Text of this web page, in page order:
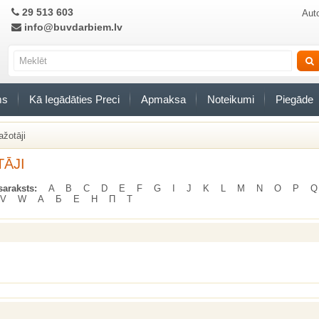
29 513 603
info@buvdarbiem.lv
Kā Iegādāties Preci Apmaksa Noteikumi Piegāde
A B C D E F G J K L M N O P Q
V W А Б Е Н П Т